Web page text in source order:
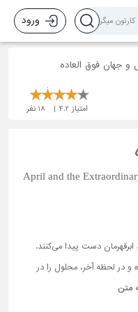
ورود
و جهان فوق العاده
امتیاز 4.2
18 نفر
April and the
دست پیدا می‌کنند.
و در لحظه آخر، محلول را در
متن